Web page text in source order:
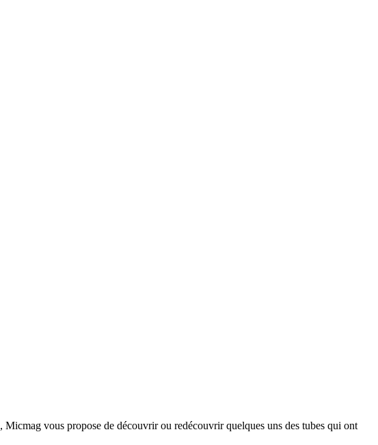
, Micmag vous propose de découvrir ou redécouvrir quelques uns des tubes qui ont